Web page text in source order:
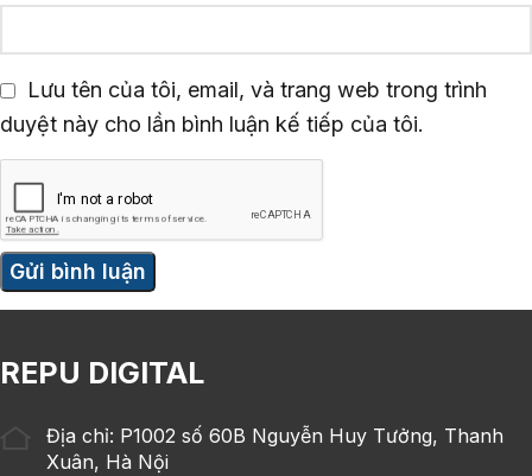
Lưu tên của tôi, email, và trang web trong trình
duyệt này cho lần bình luận kế tiếp của tôi.
REPU DIGITAL
Địa chỉ: P1002 số 60B Nguyễn Huy Tưởng, Thanh
Xuân, Hà Nội